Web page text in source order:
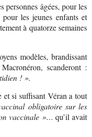
personnes âgées, pour les
les jeunes enfants et
à quatorze semaines
modèles, brandissant
scanderont :
! ».
si suffisant Véran a tout
obligatoire sur les
vaccinale »… qu’il avait